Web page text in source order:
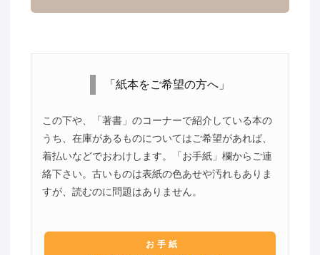
「紙本をご希望の方へ」
この下や、「著書」のコーナーで紹介している本の
うち、在庫があるものについてはご希望があれば、
着払いなどでおわけします。「お手紙」欄からご連
絡下さい。古いものは表紙の色あせや汚れもありま
すが、読むのに問題はありません。
お手紙